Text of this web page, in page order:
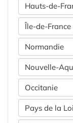
Hauts-de-
Île-de-France
Normandie
Nouvelle-
Occitanie
Pays de la